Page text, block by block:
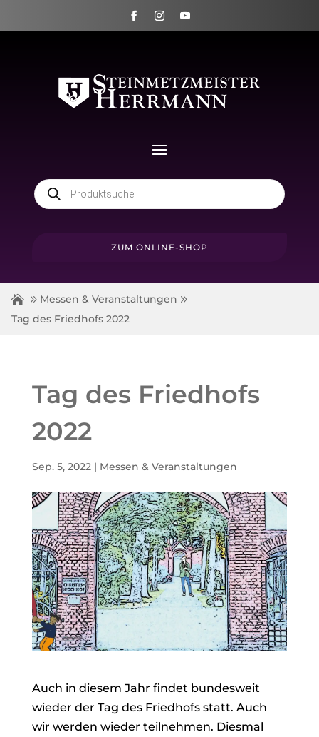
Products
search
ZUM ONLINE-SHOP
Messen & Veranstaltungen
Tag des Friedhofs 2022
Tag des Friedhofs
2022
Sep. 5, 2022| Messen & Veranstaltungen
Auch in diesem Jahr findet bundesweit
wieder der Tag des Friedhofs statt. Auch
wir werden wieder teilnehmen. Diesmal